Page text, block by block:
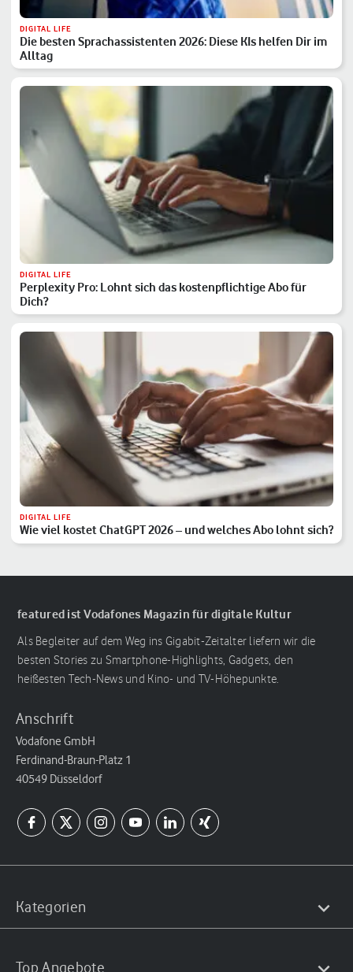
DIGITAL LIFE
Die besten Sprachassistenten 2026: Diese KIs helfen Dir im
Alltag
DIGITAL LIFE
Perplexity Pro: Lohnt sich das kostenpflichtige Abo für
Dich?
DIGITAL LIFE
Wie viel kostet ChatGPT 2026 – und welches Abo lohnt sich?
featured ist Vodafones Magazin für digitale Kultur
Als Begleiter auf dem Weg ins Gigabit-Zeitalter liefern wir die
besten Stories zu Smartphone-Highlights, Gadgets, den
heißesten Tech-News und Kino- und TV-Höhepunkte.
Anschrift
Vodafone GmbH
Ferdinand-Braun-Platz 1
40549 Düsseldorf
Kategorien
Top Angebote